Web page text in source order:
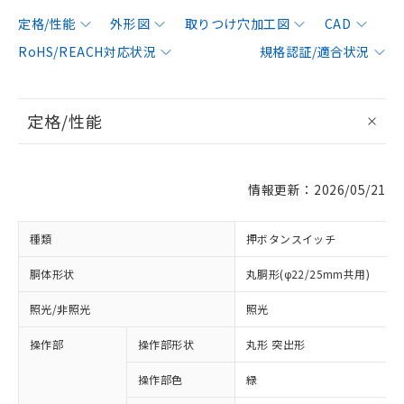
定格/性能 外形図 取りつけ穴加工図
CAD
RoHS/REACH対応状況
規格認証/適合状況
定格/性能
情報更新：2026/05/21
種類 押ボタンスイッチ
胴体形状 丸胴形(φ22/25mm共用)
照光/非照光 照光
操作部 操作部形状 丸形 突出形
操作部色 緑